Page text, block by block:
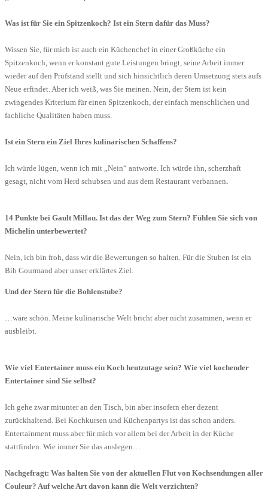
Was ist für Sie ein Spitzenkoch? Ist ein Stern dafür das Muss?
Wissen Sie, für mich ist auch ein Küchenchef in einer Großküche ein
Spitzenkoch, wenn er konstant gute Leistungen bringt, seine Arbeit immer
wieder auf den Prüfstand stellt und sich hinsichtlich deren Umsetzung stets aufs
Neue erfindet. Aber ich weiß, was Sie meinen. Nein, der Stern ist kein
zwingendes Kriterium für einen Spitzenkoch, der einfach menschlichen und
fachliche Qualitäten haben muss.
Ist ein Stern ein Ziel Ihres kulinarischen Schaffens?
Ich würde lügen, wenn ich mit „Nein“ antworte. Ich würde ihn, scherzhaft
gesagt, nicht vom Herd schubsen und aus dem Restaurant verbannen.
14 Punkte bei Gault Millau. Ist das der Weg zum Stern? Fühlen Sie sich von
Michelin unterbewertet?
Nein, ich bin froh, dass wir die Bewertungen so halten. Für die Stuben ist ein
Bib Gourmand aber unser erklärtes Ziel.
Und der Stern für die Bohlenstube?
…wäre schön. Meine kulinarische Welt bricht aber nicht zusammen, wenn er
ausbleibt.
Wie viel Entertainer muss ein Koch heutzutage sein? Wie viel kochender
Entertainer sind Sie selbst?
Ich gehe zwar mitunter an den Tisch, bin aber insofern eher dezent
zurückhaltend. Bei Kochkursen und Küchenpartys ist das schon anders.
Entertainment muss aber für mich vor allem bei der Arbeit in der Küche
stattfinden. Wie immer Sie das auslegen…
Nachgefragt: Was halten Sie von der aktuellen Flut von Kochsendungen aller
Couleur? Auf welche Art davon kann die Welt verzichten?